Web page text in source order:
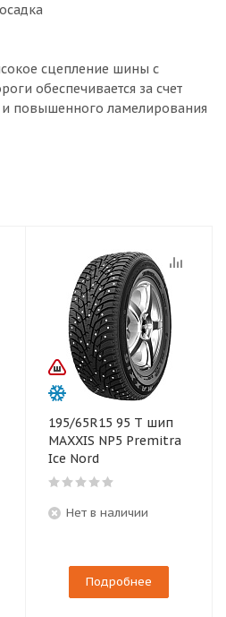
сцепление шины с
обеспечивается за счет
повышенного ламелирования
195/65R15 95 T шип
MAXXIS NP5 Premitra
Ice Nord
Нет в наличии
Подробнее